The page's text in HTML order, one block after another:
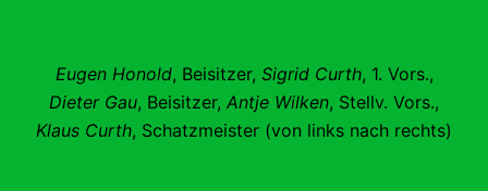
Eugen Honold, Beisitzer, Sigrid Curth, 1. Vors.,
Dieter Gau, Beisitzer, Antje Wilken, Stellv. Vors.,
Klaus Curth, Schatzmeister (von links nach rechts)